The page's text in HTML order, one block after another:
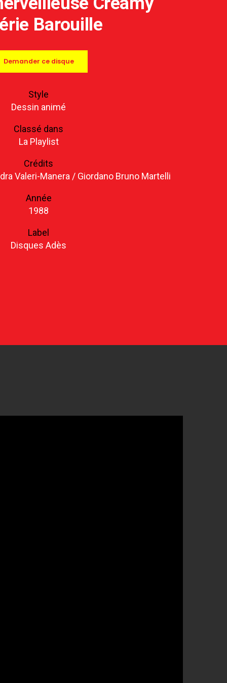
Barouille
Demander ce disque
Style
Dessin animé
Classé dans
La Playlist
Crédits
Valeri-Manera / Giordano Bruno Martelli
Année
1988
Label
Disques Adès